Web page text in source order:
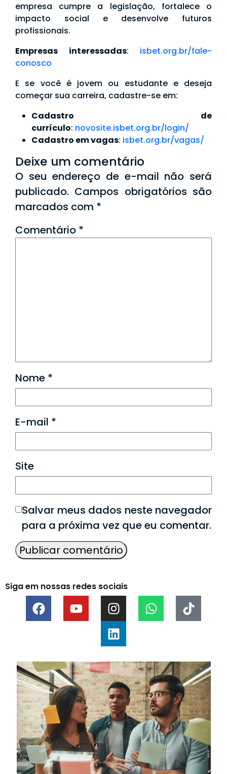
empresa cumpre a legislação, fortalece o
impacto social e desenvolve futuros
profissionais.
Empresas interessadas: isbet.org.br/fale-
conosco
E se você é jovem ou estudante e deseja
começar sua carreira, cadastre-se em:
Cadastro de
currículo: novosite.isbet.org.br/login/
Cadastro em vagas: isbet.org.br/vagas/
Deixe um comentário
O seu endereço de e-mail não será
publicado. Campos obrigatórios são
marcados com *
Comentário *
Nome *
E-mail *
Site
Salvar meus dados neste navegador
para a próxima vez que eu comentar.
Siga em nossas redes sociais